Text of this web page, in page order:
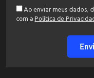
Ao enviar meus dados,
com a Política de